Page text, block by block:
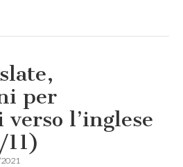
per
l’inglese